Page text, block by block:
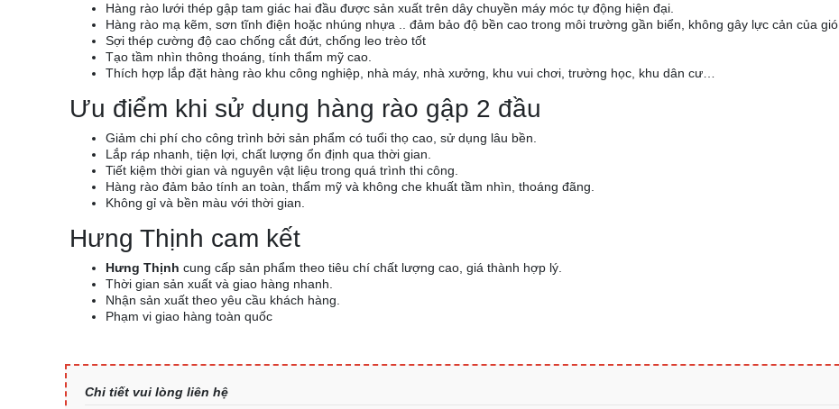
Hàng rào lưới thép gập tam giác hai đầu được sản xuất trên dây chuyền máy móc tự động hiện đại.
Hàng rào mạ kẽm, sơn tĩnh điện hoặc nhúng nhựa .. đảm bảo độ bền cao trong môi trường gần biển, không gây lực cản của gió.
Sợi thép cường độ cao chống cắt đứt, chống leo trèo tốt
Tạo tầm nhìn thông thoáng, tính thẩm mỹ cao.
Thích hợp lắp đặt hàng rào khu công nghiệp, nhà máy, nhà xưởng, khu vui chơi, trường học, khu dân cư…
Ưu điểm khi sử dụng hàng rào gập 2 đầu
Giảm chi phí cho công trình bởi sản phẩm có tuổi thọ cao, sử dụng lâu bền.
Lắp ráp nhanh, tiện lợi, chất lượng ổn định qua thời gian.
Tiết kiệm thời gian và nguyên vật liệu trong quá trình thi công.
Hàng rào đảm bảo tính an toàn, thẩm mỹ và không che khuất tầm nhìn, thoáng đãng.
Không gỉ và bền màu với thời gian.
Hưng Thịnh cam kết
Hưng Thịnh cung cấp sản phẩm theo tiêu chí chất lượng cao, giá thành hợp lý.
Thời gian sản xuất và giao hàng nhanh.
Nhận sản xuất theo yêu cầu khách hàng.
Phạm vi giao hàng toàn quốc
Chi tiết vui lòng liên hệ